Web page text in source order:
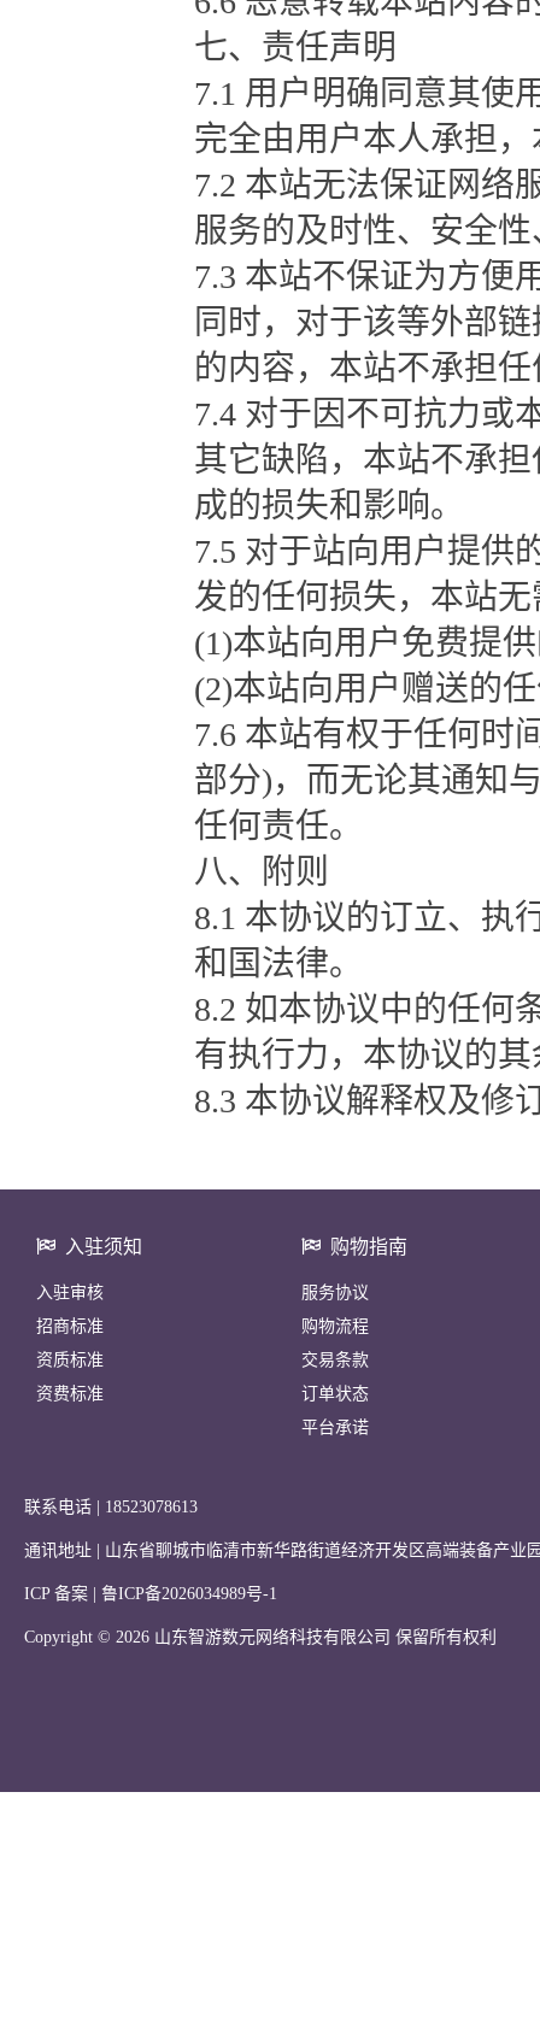
七、责任声明
7.1 用户明确同意其使
完全由用户本人承担
7.2 本站无法保证网络
服务的及时性、安全
7.3 本站不保证为方便
同时，对于该等外部
的内容，本站不承担
7.4 对于因不可抗力或
其它缺陷，本站不承
成的损失和影响。
7.5 对于站向用户提供
发的任何损失，本站
(1)本站向用户免费提
(2)本站向用户赠送的
7.6 本站有权于任何时
部分)，而无论其通知
任何责任。
八、附则
8.1 本协议的订立、执
和国法律。
8.2 如本协议中的任何
有执行力，本协议的
8.3 本协议解释权及修
入驻须知
入驻审核
招商标准
资质标准
资费标准
购物指南
服务协议
购物流程
交易条款
订单状态
平台承诺
联系电话 | 18523078613
通讯地址 | 山东省聊城市临清市新华路街道经济开发区高端装备产业
ICP 备案 | 鲁ICP备2026034989号-1
Copyright © 2026 山东智游数元网络科技有限公司 保留所有权利